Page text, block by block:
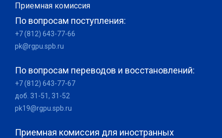
Приемная комиссия
По вопросам поступления:
+7 (812) 643-77-66
pk@rgpu.spb.ru
По вопросам переводов и восстановлений:
+7 (812) 643-77-67
доб. 31-51, 31-52
pk19@rgpu.spb.ru
Приемная комиссия для иностранных